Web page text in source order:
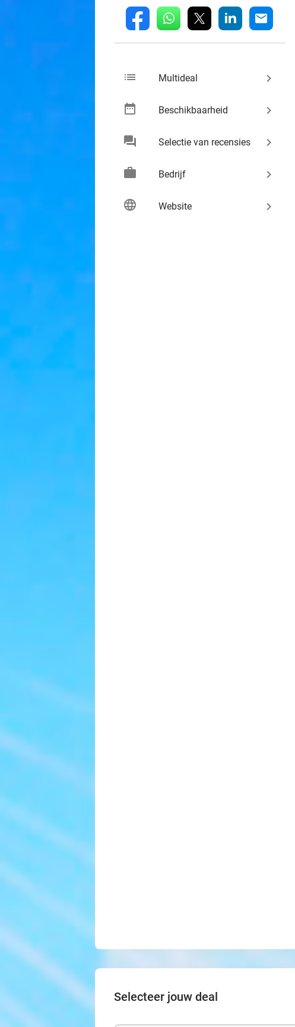
fb whatsapp linkedin mail
list Multideal keyboard_arrow_right
date_range Beschikbaarheid keyboard_arrow_right
chat Selectie van recensies keyboard_arrow_right
work Bedrijf keyboard_arrow_right
language Website keyboard_arrow_right
Selecteer jouw deal